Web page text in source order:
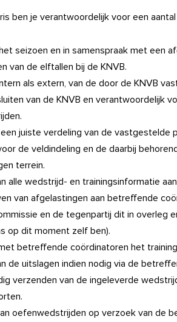
ben je verantwoordelijk voor een
seizoen en in samenspraak met een
van de elftallen bij de KNVB.
als extern, van de door de KNVB
van de KNVB en verantwoordelijk
juiste verdeling van de vastgestelde
de veldindeling en de daarbij
terrein.
alle wedstrijd- en trainingsinformatie
van afgelastingen aan betreffende
en de tegenpartij dit in overleg
op dit moment zelf ben).
betreffende coördinatoren het
de uitslagen indien nodig via de
verzenden van de ingeleverde
oefenwedstrijden op verzoek van de